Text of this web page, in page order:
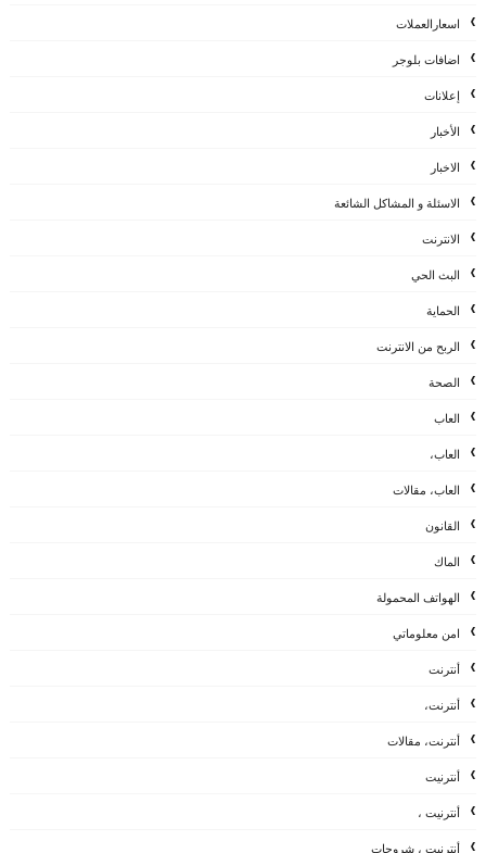
اسعارالعملات
اضافات بلوجر
إعلانات
الأخبار
الاخبار
الاسئلة و المشاكل الشائعة
الانترنت
البث الحي
الحماية
الربح من الانترنت
الصحة
العاب
العاب،
العاب، مقالات
القانون
الماك
الهواتف المحمولة
امن معلوماتي
أنترنت
أنترنت،
أنترنت، مقالات
أنترنيت
أنترنيت ،
أنترنيت ، شروحات